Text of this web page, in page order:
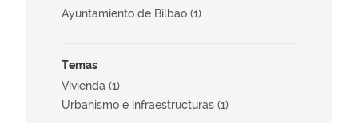
Ayuntamiento de Bilbao (1)
Temas
Vivienda (1)
Urbanismo e infraestructuras (1)